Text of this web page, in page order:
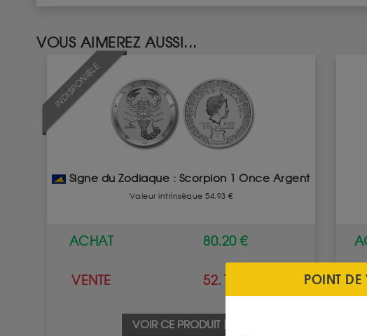
VOUS AIMEREZ AUSSI...
INDISPONIBLE
Signe du Zodiaque : Scorpion 1 Once Argent
Valeur intrinsèque 54.93 €
ACHAT 80.20 €
VENTE 52.10 €
VOIR CE PRODUIT
POINT DE